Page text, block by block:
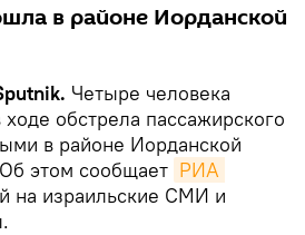
в районе Иорданской
Четыре человека
обстрела пассажирского
в районе Иорданской
этом сообщает РИА
на израильские СМИ и